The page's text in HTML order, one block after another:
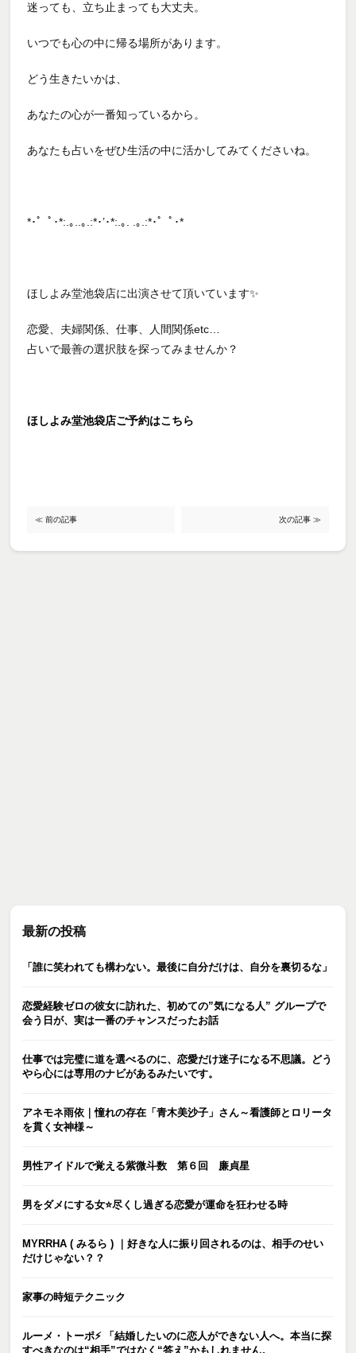
迷っても、立ち止まっても大丈夫。
いつでも心の中に帰る場所があります。
どう生きたいかは、
あなたの心が一番知っているから。
あなたも占いをぜひ生活の中に活かしてみてくださいね。
*･゜ﾟ･*:.｡..｡.:*･’･*:.｡. .｡.:*･゜ﾟ･*
ほしよみ堂池袋店に出演させて頂いています✨
恋愛、夫婦関係、仕事、人間関係etc…
占いで最善の選択肢を探ってみませんか？
ほしよみ堂池袋店ご予約はこちら
≪ 前の記事 次の記事 ≫
最新の投稿
「誰に笑われても構わない。最後に自分だけは、自分を裏切るな」
恋愛経験ゼロの彼女に訪れた、初めての”気になる人” グループで
会う日が、実は一番のチャンスだったお話
仕事では完璧に道を選べるのに、恋愛だけ迷子になる不思議。どう
やら心には専用のナビがあるみたいです。
アネモネ雨依｜憧れの存在「青木美沙子」さん～看護師とロリータ
を貫く女神様～
男性アイドルで覚える紫微斗数 第６回 廉貞星
男をダメにする女⭐️尽くし過ぎる恋愛が運命を狂わせる時
MYRRHA ( みるら ) ｜好きな人に振り回されるのは、相手のせい
だけじゃない？？
家事の時短テクニック
ルーメ・トーポ⚡️ 「結婚したいのに恋人ができない人へ。本当に探
すべきなのは“相手”ではなく“答え”かもしれません。